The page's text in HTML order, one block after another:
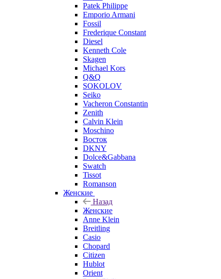
Patek Philippe
Emporio Armani
Fossil
Frederique Constant
Diesel
Kenneth Cole
Skagen
Michael Kors
Q&Q
SOKOLOV
Seiko
Vacheron Constantin
Zenith
Calvin Klein
Moschino
Восток
DKNY
Dolce&Gabbana
Swatch
Tissot
Romanson
Женские
Назад
Женские
Anne Klein
Breitling
Casio
Chopard
Citizen
Hublot
Orient